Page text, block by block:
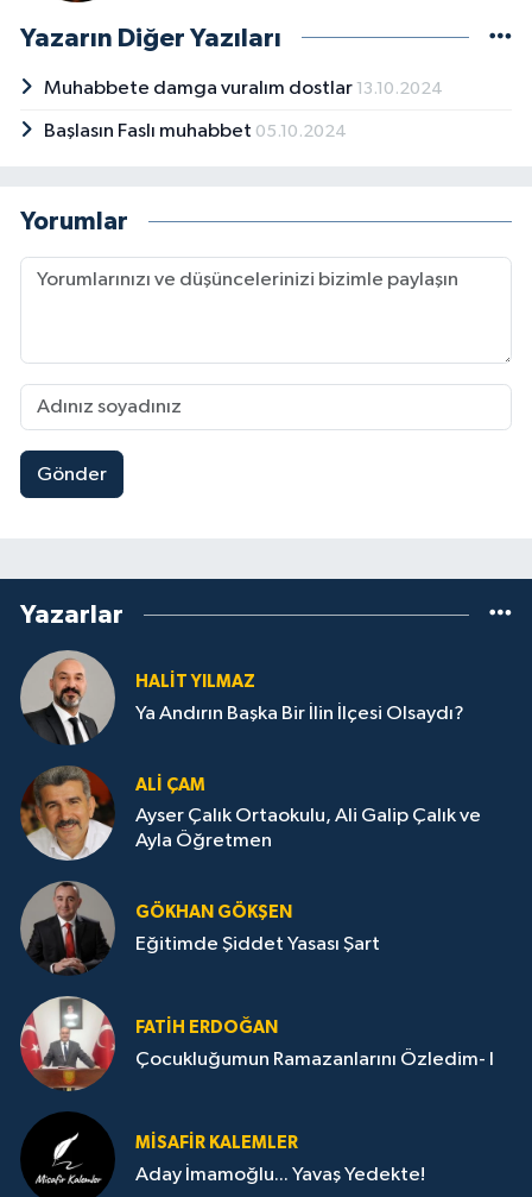
Yazarın Diğer Yazıları
Muhabbete damga vuralım dostlar 13.10.2024
Başlasın Faslı muhabbet 05.10.2024
Yorumlar
Gönder
Yazarlar
HALIT YILMAZ
Ya Andırın Başka Bir İlin İlçesi Olsaydı?
ALI ÇAM
Ayser Çalık Ortaokulu, Ali Galip Çalık ve
Ayla Öğretmen
GÖKHAN GÖKŞEN
Eğitimde Şiddet Yasası Şart
FATIH ERDOĞAN
Çocukluğumun Ramazanlarını Özledim- I
MISAFIR KALEMLER
Aday İmamoğlu... Yavaş Yedekte!